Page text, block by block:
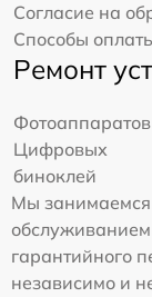
Согласие на
Способы
Ремонт
Фотоаппаратов
Цифровых
биноклей
Мы занимаемся
гарантийного
независимо и